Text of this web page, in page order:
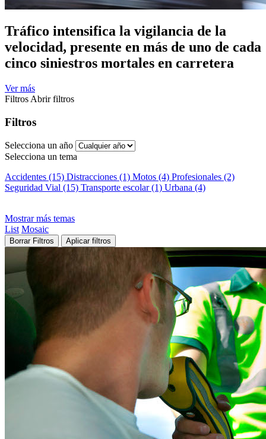
Tráfico intensifica la vigilancia de la
velocidad, presente en más de uno de cada
cinco siniestros mortales en carretera
Ver más
Filtros Abrir filtros
Filtros
Selecciona un año
Selecciona un tema
Accidentes (15) Distracciones (1) Motos (4) Profesionales (2)
Seguridad Vial (15) Transporte escolar (1) Urbana (4)
Mostrar más temas
List Mosaic
Borrar Filtros Aplicar filtros